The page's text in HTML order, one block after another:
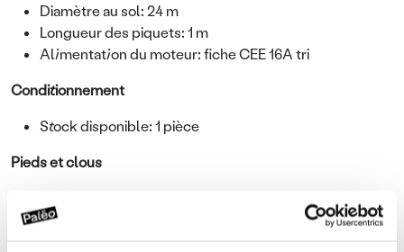
Diamètre au sol: 24 m
Longueur des piquets: 1 m
Alimentation du moteur: fiche CEE 16A tri
Conditionnement
Stock disponible: 1 pièce
Pieds et clous